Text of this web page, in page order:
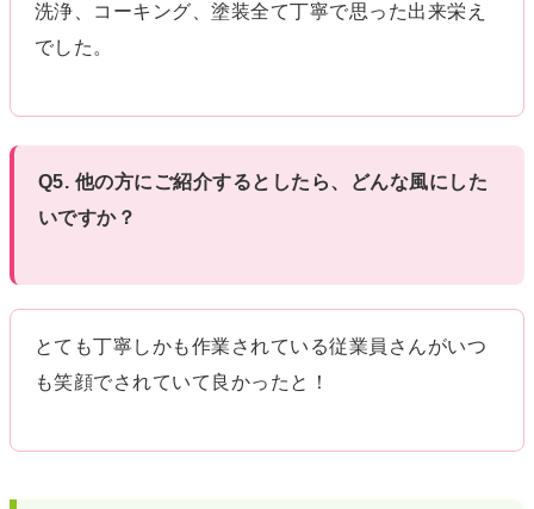
洗浄、コーキング、塗装全て丁寧で思った出来栄え
でした。
Q5. 他の方にご紹介するとしたら、どんな風にした
いですか？
とても丁寧しかも作業されている従業員さんがいつ
も笑顔でされていて良かったと！